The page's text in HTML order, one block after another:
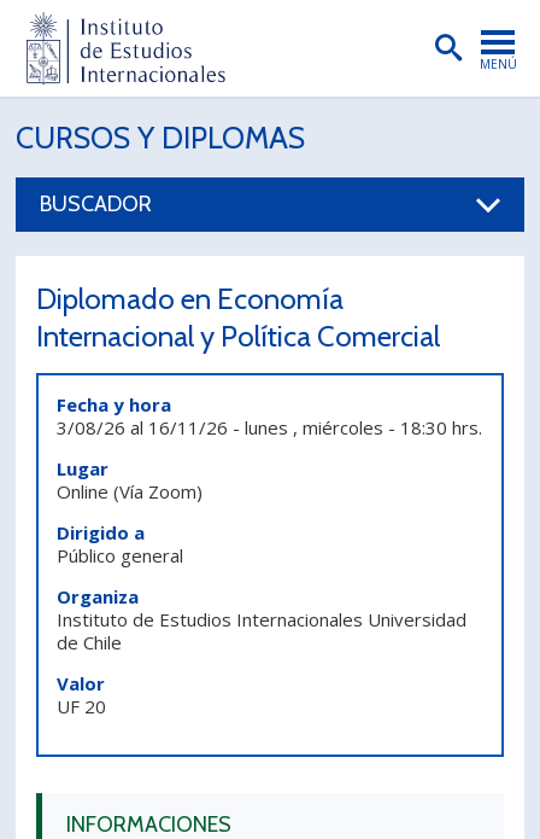
MENÚ
PORTADA
INSTITUTO
INVESTIGACIÓN
EXTENSIÓN
PUBLICACIONES
Postulantes Académicos
CURSOS Y DIPLOMAS
BUSCADOR
Diplomado en Economía
Internacional y Política Comercial
INFORMACIONES
Fecha y hora
3/08/26 al 16/11/26 -lunes , miércoles - 18:30 hrs.
Lugar
Online (Vía Zoom)
Dirigido a
Público general
Organiza
Instituto de Estudios Internacionales Universidad
de Chile
Valor
UF 20